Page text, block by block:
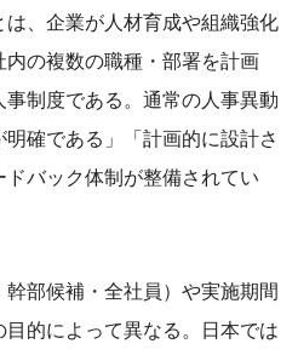
、企業が人材育成や組織強化
の複数の職種・部署を計画
制度である。通常の人事異動
確である」「計画的に設計さ
バック体制が整備されてい
部候補・全社員）や実施期間
目的によって異なる。日本では